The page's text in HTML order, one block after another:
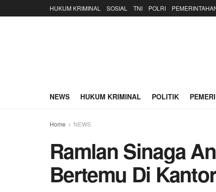
HUKUM KRIMINAL SOSIAL TNI POLRI
NEWS HUKUM KRIMINAL POLITIK
Home NEWS
Ramlan Sinaga
Bertemu Di